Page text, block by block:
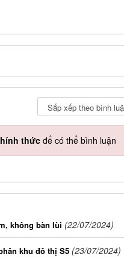
thứcđể có thể bình luận
không bàn lùi (22/07/2024)
khu đô thị S5 (23/07/2024)